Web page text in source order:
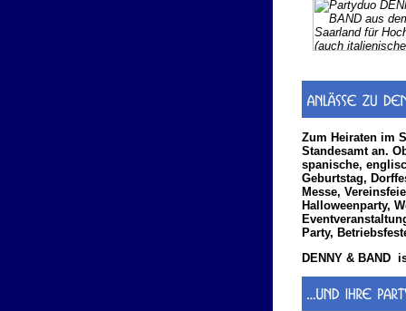
Zum Heiraten im
Standesamt an.
spanische,
Geburtstag,
Messe,
Halloweenparty,
Party,
DENNY & BAND